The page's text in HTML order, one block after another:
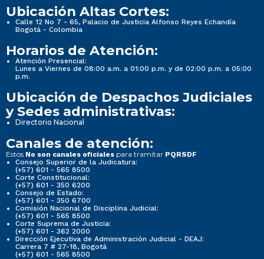
Ubicación Altas Cortes:
Calle 12 No 7 - 65, Palacio de Justicia Alfonso Reyes Echandía
Bogotá - Colombia
Horarios de Atención:
Atención Presencial:
Lunes a Viernes de 08:00 a.m. a 01:00 p.m. y de 02:00 p.m. a 05:00
p.m.
Ubicación de Despachos Judiciales
y Sedes administrativas:
Directorio Nacional
Canales de atención:
Estos No son canales oficiales para tramitar PQRSDF
Consejo Superior de la Judicatura:
(+57) 601 - 565 8500
Corte Constitucional:
(+57) 601 - 350 6200
Consejo de Estado:
(+57) 601 - 350 6700
Comisión Nacional de Disciplina Judicial:
(+57) 601 - 565 8500
Corte Suprema de Justicia:
(+57) 601 - 362 2000
Dirección Ejecutiva de Administración Judicial - DEAJ:
Carrera 7 # 27-18, Bogotá
(+57) 601 - 565 8500